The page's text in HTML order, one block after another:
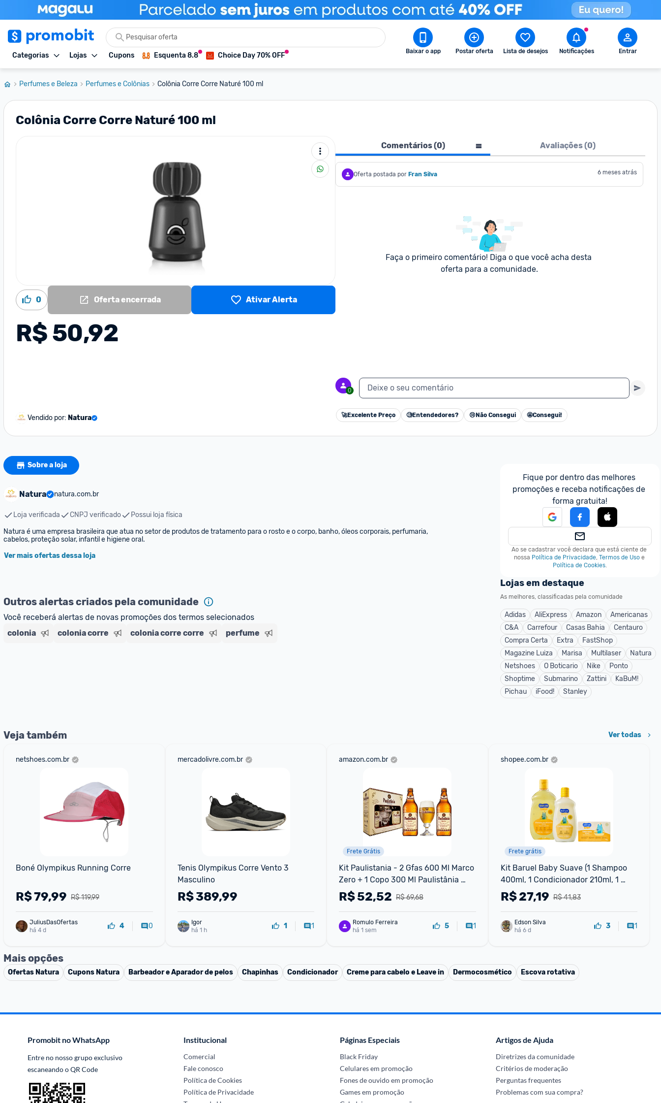
Categorias Lojas Cupons Esquenta 8.8 Choice Day 70% OFF Baixar o app Postar oferta Lista de desejos Notificações Entrar
Perfumes e Beleza Perfumes e Colônias Colônia Corre Corre Naturé 100 ml
Colônia Corre Corre Naturé 100 ml
0 Oferta encerrada Ativar Alerta
R$ 50,92
Vendido por: Natura
Comentários (0) Avaliações (0)
Oferta postada por Fran Silva 6 meses atrás
Faça o primeiro comentário! Diga o que você acha desta
oferta para a comunidade.
0 Deixe o seu comentário
🚀Excelente Preço 🧐Entendedores? 😢 Não Consegui 🤩Consegui!
Sobre a loja
Natura natura.com.br
Loja verificada CNPJ verificado
Possui loja física
Natura é uma empresa brasileira que atua no setor de produtos de tratamento para o rosto e o corpo, banho, óleos corporais, perfumaria,
cabelos, proteção solar, infantil e higiene oral.
Ver mais ofertas dessa loja
Outros alertas criados pela comunidade
Você receberá alertas de novas promoções dos termos selecionados
colonia
colonia corre colonia corre corre perfume
Fique por dentro das melhores
promoções e receba notificações de
forma gratuita!
Ao se cadastrar você declara que está ciente de
nossa Política de Privacidade, Termos de Uso e
Política de Cookies.
Lojas em destaque
As melhores, classificadas pela comunidade
Adidas AliExpress Amazon
Americanas
C&A
Carrefour Casas Bahia
Centauro
Compra Certa
Extra
FastShop
Magazine Luiza
Marisa Multilaser
Natura
Netshoes
O Boticario Nike
Ponto
Shoptime
Submarino Zattini
KaBuM!
Pichau
iFood! Stanley
Veja também Ver todas
netshoes.com.br
Boné Olympikus Running Corre
R$ 119,99
R$79,99
JuliusDasOfertas
há 4 d
4 0
mercadolivre.com.br
Tenis Olympikus Corre Vento 3
Masculino
R$389,99
Igor
há 1 h
1 1
amazon.com.br
Frete Grátis
Kit Paulistania - 2 Gfas 600 Ml Marco
Zero + 1 Copo 300 Ml Paulistânia
600Ml
R$ 69,68
R$52,52
Romulo Ferreira
há 1 sem
5 1
shopee.com.br
Frete grátis
Kit Baruel Baby Suave (1 Shampoo
400ml, 1 Condicionador 210ml, 1
Sabonete em Barra 70g)
R$ 41,83
R$27,19
Edson Silva
há 6 d
3 1
Mais opções
Ofertas Natura Cupons Natura Barbeador e Aparador de pelos Chapinhas Condicionador Creme para cabelo e Leave in Dermocosmético Escova rotativa
Promobit no WhatsApp
Entre no nosso grupo exclusivo
escaneando o QR Code
Institucional
Comercial
Fale conosco
Política de Cookies
Política de Privacidade
Páginas Especiais
Black Friday
Celulares em promoção
Fones de ouvido em promoção
Games em promoção
Artigos de Ajuda
Diretrizes da comunidade
Critérios de moderação
Perguntas frequentes
Problemas com sua compra?